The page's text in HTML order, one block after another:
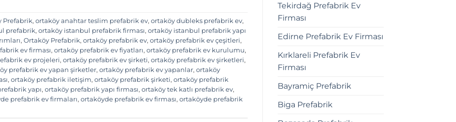
Prefabrik, ortaköy anahtar teslim prefabrik ev, ortaköy dubleks prefabrik ev,
prefabrik, ortaköy istanbul prefabrik firması, ortaköy istanbul prefabrik yapı
, Ortaköy Prefabrik, ortaköy prefabrik ev, ortaköy prefabrik ev çeşitleri,
ev firması, ortaköy prefabrik ev fiyatları, ortaköy prefabrik ev kurulumu,
ev projeleri, ortaköy prefabrik ev şirketi, ortaköy prefabrik ev şirketleri,
prefabrik ev yapan şirketler, ortaköy prefabrik ev yapanlar, ortaköy
, ortaköy prefabrik iletişim, ortaköy prefabrik şirketi, ortaköy prefabrik
yapı, ortaköy prefabrik yapı firması, ortaköy tek katlı prefabrik ev,
prefabrik ev firmaları, ortaköyde prefabrik ev firması, ortaköyde prefabrik
Tekirdağ Prefabrik Ev
Firması
Edirne Prefabrik Ev Firması
Kırklareli Prefabrik Ev
Firması
Bayramiç Prefabrik
Biga Prefabrik